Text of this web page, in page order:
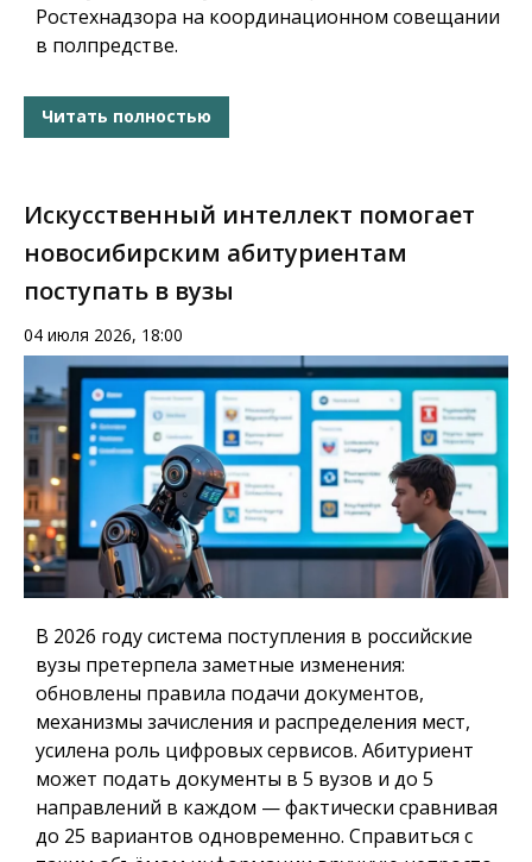
Ростехнадзора на координационном совещании
в полпредстве.
Читать полностью
Искусственный интеллект помогает
новосибирским абитуриентам
поступать в вузы
04 июля 2026, 18:00
В 2026 году система поступления в российские
вузы претерпела заметные изменения:
обновлены правила подачи документов,
механизмы зачисления и распределения мест,
усилена роль цифровых сервисов. Абитуриент
может подать документы в 5 вузов и до 5
направлений в каждом — фактически сравнивая
до 25 вариантов одновременно. Справиться с